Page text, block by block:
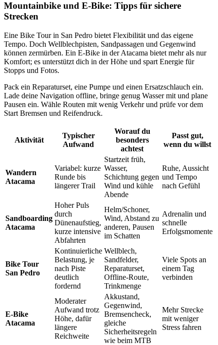
Mountainbike und E-Bike: Tipps für sichere
Strecken
Eine Bike Tour in San Pedro bietet Flexibilität und das eigene
Tempo. Doch Wellblechpisten, Sandpassagen und Gegenwind
können zermürben. Ein E-Bike in der Atacama bietet mehr als nur
Komfort; es unterstützt dich in der Höhe und spart Energie für
Stopps und Fotos.
Pack ein Reparaturset, eine Pumpe und einen Ersatzschlauch ein.
Lade deine Navigation offline, bringe genug Wasser mit und plane
Pausen ein. Wähle Routen mit wenig Verkehr und prüfe vor dem
Start Bremsen und Reifendruck.
Aktivität
Typischer
Aufwand
Worauf du
besonders
achtest
Passt gut,
wenn du willst
Wandern
Atacama
Variabel: kurze
Runde bis
längerer Trail
Startzeit früh,
Wasser,
Schichtung gegen
Wind und kühle
Abende
Ruhe, Aussicht
und Tempo
nach Gefühl
Sandboarding
Atacama
Hoher Puls
durch
Dünenaufstieg,
kurze intensive
Abfahrten
Helm/Schoner,
Wind, Abstand zu
anderen, Pausen
im Schatten
Adrenalin und
schnelle
Erfolgsmomente
Bike Tour
San Pedro
Kontinuierliche
Belastung, je
nach Piste
deutlich
fordernd
Wellblech,
Sandfelder,
Reparaturset,
Offline-Route,
Trinkmenge
Viele Spots an
einem Tag
verbinden
E-Bike
Atacama
Moderater
Aufwand trotz
Höhe, dafür
längere
Reichweite
Akkustand,
Gegenwind,
Bremsencheck,
gleiche
Sicherheitsregeln
wie beim MTB
Mehr Strecke
mit weniger
Stress fahren